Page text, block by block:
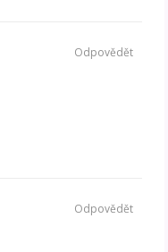
Odpovědět
Odpovědět